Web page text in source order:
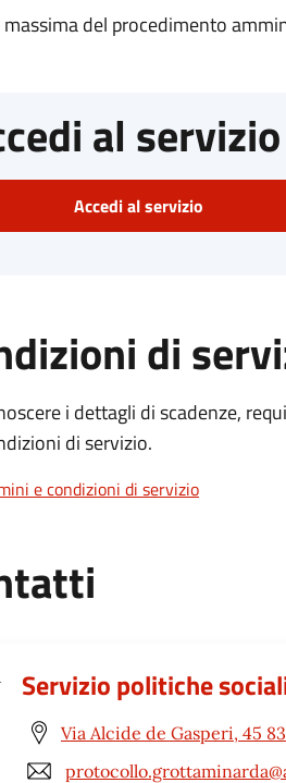
del procedimento
al servizio
Accedi al servizio
di
i dettagli di scadenze,
di servizio.
e condizioni di servizio
Servizio politiche
Via Alcide de Gasperi, 45